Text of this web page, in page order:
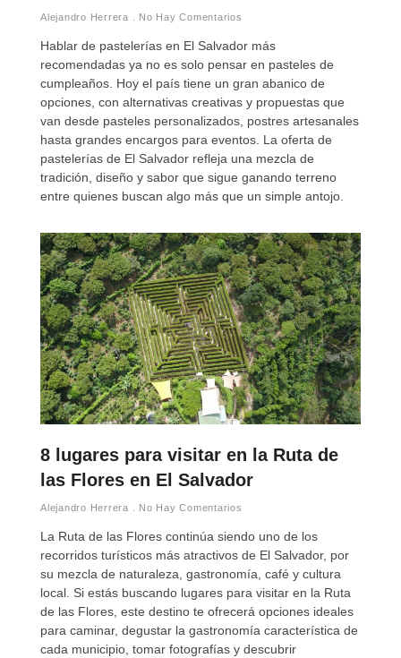
Alejandro Herrera No Hay Comentarios
Hablar de pastelerías en El Salvador más
recomendadas ya no es solo pensar en pasteles de
cumpleaños. Hoy el país tiene un gran abanico de
opciones, con alternativas creativas y propuestas que
van desde pasteles personalizados, postres artesanales
hasta grandes encargos para eventos. La oferta de
pastelerías de El Salvador refleja una mezcla de
tradición, diseño y sabor que sigue ganando terreno
entre quienes buscan algo más que un simple antojo.
8 lugares para visitar en la Ruta de
las Flores en El Salvador
Alejandro Herrera No Hay Comentarios
La Ruta de las Flores continúa siendo uno de los
recorridos turísticos más atractivos de El Salvador, por
su mezcla de naturaleza, gastronomía, café y cultura
local. Si estás buscando lugares para visitar en la Ruta
de las Flores, este destino te ofrecerá opciones ideales
para caminar, degustar la gastronomía característica de
cada municipio, tomar fotografías y descubrir